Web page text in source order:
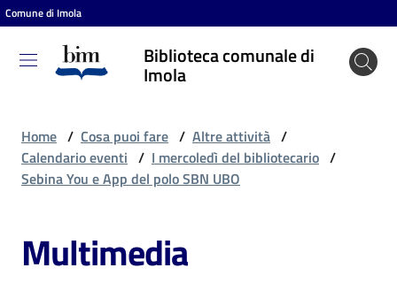
Vai al contenuto
Vai alla navigazione
Vai al footer
Comune di Imola
Biblioteca comunale di
Imola
Biblioteca
comunale
Cosa
Home / Cosa puoi fare / Altre attività /
Calendario eventi / I mercoledì del bibliotecario /
Sebina You e App del polo SBN UBO
Multimedia